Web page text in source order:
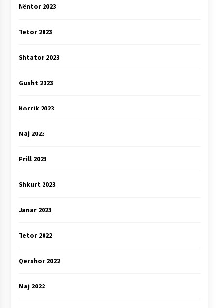
Nëntor 2023
Tetor 2023
Shtator 2023
Gusht 2023
Korrik 2023
Maj 2023
Prill 2023
Shkurt 2023
Janar 2023
Tetor 2022
Qershor 2022
Maj 2022